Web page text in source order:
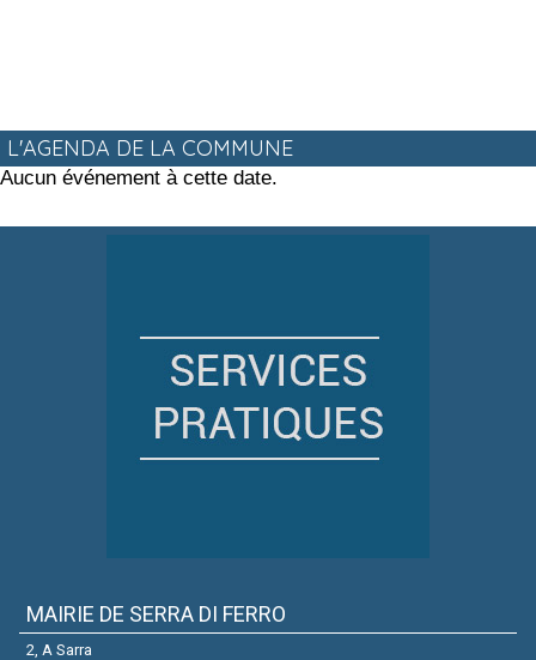
L'AGENDA DE LA COMMUNE
Aucun événement à cette date.
MAIRIE DE SERRA DI FERRO
2, A Sarra